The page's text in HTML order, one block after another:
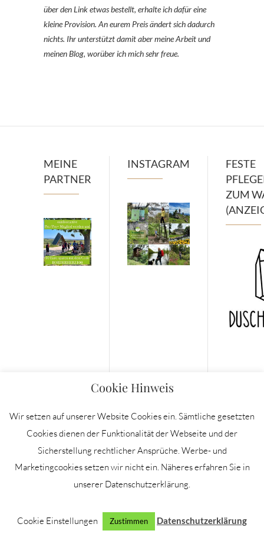
über den Link etwas bestellt, erhalte ich dafür eine
kleine Provision. An eurem Preis ändert sich dadurch
nichts. Ihr unterstützt damit aber meine Arbeit und
meinen Blog, worüber ich mich sehr freue.
MEINE
PARTNER
INSTAGRAM
FESTE
ZUM
IMPRESSUM
DATENSCHUTZERKLÄRUNG
PRESSE/KOOPERATIONEN
Cookie Hinweis
Wir setzen auf unserer Website Cookies ein. Sämtliche gesetzten
Cookies dienen der Funktionalität der Webseite und der
Sicherstellung rechtlicher Ansprüche. Werbe- und
Marketingcookies setzen wir nicht ein. Näheres erfahren Sie in
unserer Datenschutzerklärung.
Cookie Einstellungen Zustimmen Datenschutzerklärung